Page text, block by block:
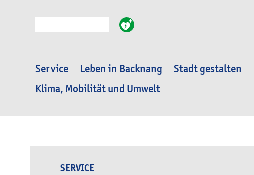
Service Leben in Backnang Stadt gestalten
Klima, Mobilität und Umwelt
SERVICE